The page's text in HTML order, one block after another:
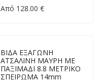
Από 128.00 €
ΒΙΔΑ ΕΞΑΓΩΝΗ
ΑΤΣΑΛΙΝΗ ΜΑΥΡΗ ΜΕ
ΠΑΞΙΜΑΔΙ 8.8 ΜΕΤΡΙΚΟ
ΣΠΕΙΡΩΜΑ 14mm